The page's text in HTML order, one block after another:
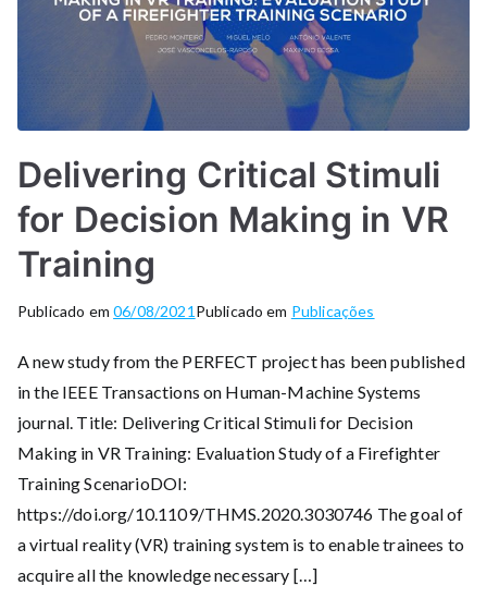
Delivering Critical Stimuli
for Decision Making in VR
Training
Publicado em06/08/2021 Publicado em Publicações
A new study from the PERFECT project has been published
in the IEEE Transactions on Human-Machine Systems
journal. Title: Delivering Critical Stimuli for Decision
Making in VR Training: Evaluation Study of a Firefighter
Training ScenarioDOI:
https://doi.org/10.1109/THMS.2020.3030746 The goal of
a virtual reality (VR) training system is to enable trainees to
acquire all the knowledge necessary […]